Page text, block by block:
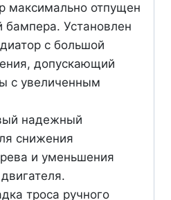
максимально отпущен
бампера. Установлен
с большой
допускающий
с увеличенным
надежный
снижения
и уменьшения
троса ручного